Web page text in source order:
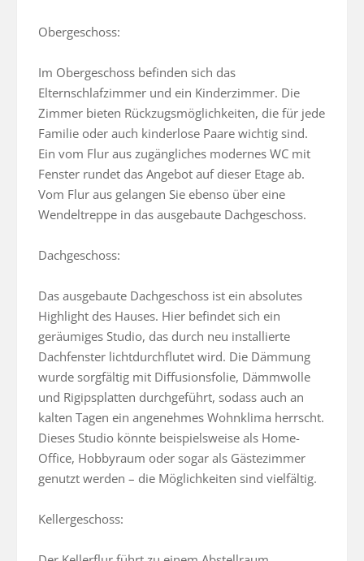
Obergeschoss:
Im Obergeschoss befinden sich das
Elternschlafzimmer und ein Kinderzimmer. Die
Zimmer bieten Rückzugsmöglichkeiten, die für jede
Familie oder auch kinderlose Paare wichtig sind.
Ein vom Flur aus zugängliches modernes WC mit
Fenster rundet das Angebot auf dieser Etage ab.
Vom Flur aus gelangen Sie ebenso über eine
Wendeltreppe in das ausgebaute Dachgeschoss.
Dachgeschoss:
Das ausgebaute Dachgeschoss ist ein absolutes
Highlight des Hauses. Hier befindet sich ein
geräumiges Studio, das durch neu installierte
Dachfenster lichtdurchflutet wird. Die Dämmung
wurde sorgfältig mit Diffusionsfolie, Dämmwolle
und Rigipsplatten durchgeführt, sodass auch an
kalten Tagen ein angenehmes Wohnklima herrscht.
Dieses Studio könnte beispielsweise als Home-
Office, Hobbyraum oder sogar als Gästezimmer
genutzt werden – die Möglichkeiten sind vielfältig.
Kellergeschoss: